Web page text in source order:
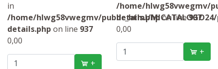
in
/home/hlwg58vwegmv/public_html/
details.php on line 937
0,00
+
/home/hlwg58vwegmv/
details.phpon line937
0,00
+